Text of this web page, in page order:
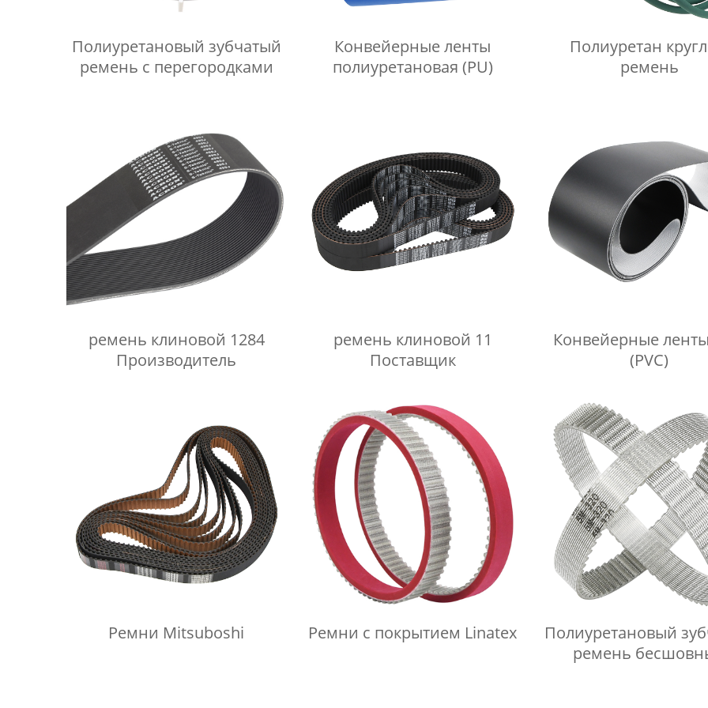
Полиуретановый зубчатый
ремень с перегородками
Конвейерные ленты
полиуретановая (PU)
Полиуретан
ремень
ремень клиновой 1284
Производитель
ремень клиновой 11
Поставщик
Конвейерные
(PVC)
Ремни Mitsuboshi Ремни с покрытием Linatex
Полиуретановый
ремень